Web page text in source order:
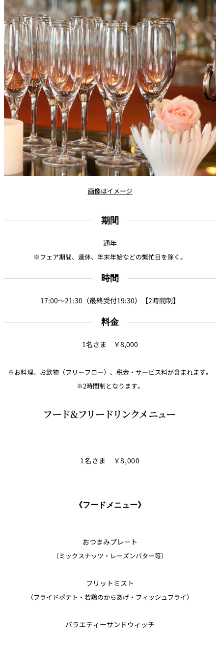
Tokio
ご案内
個室のご案内
レストランギ
フト券
レストラン夏
の涼宴プラン
2026
七五三プラン
レストランパ
ーティープラ
ン
レストラン個
室お祝いプラ
シャンパーニ
ュフェア
～ポメリー ブ
リュット・ロ
ワイヤル～
自宅で味わう
ホテルのテイ
クアウトメニ
ュー
誕生日や記念
日のお祝いに
～アニバーサ
リー～
レストランご
法要プラン
チャペルでプ
ロポーズディ
ナープラン
よくあるご質
画像はイメージ
期間
通年
※フェア期間、連休、年末年始などの繁忙日を除く。
時間
17:00～21:30（最終受付19:30）【2時間制】
料金
1名さま ￥8,000
※お料理、お飲物（フリーフロー）、税金・サービス料が含まれます。
※2時間制となります。
フード&フリードリンクメニュー
1名さま ￥8,000
《フードメニュー》
おつまみプレート
（ミックスナッツ・レーズンバター等）
フリットミスト
（フライドポテト・若鶏のからあげ・フィッシュフライ）
バラエティーサンドウィッチ